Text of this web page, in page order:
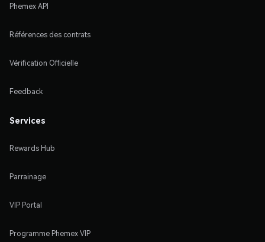
Phemex API
Références des contrats
Vérification Officielle
Feedback
Services
Rewards Hub
Parrainage
VIP Portal
Programme Phemex VIP